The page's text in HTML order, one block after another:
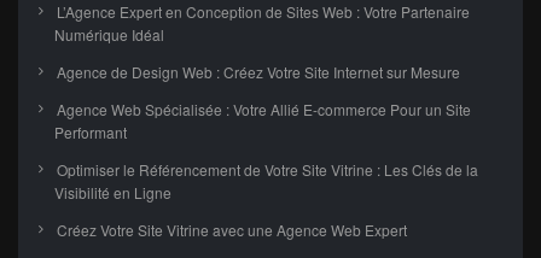
L’Agence Expert en Conception de Sites Web : Votre Partenaire
Numérique Idéal
Agence de Design Web : Créez Votre Site Internet sur Mesure
Agence Web Spécialisée : Votre Allié E-commerce Pour un Site
Performant
Optimiser le Référencement de Votre Site Vitrine : Les Clés de la
Visibilité en Ligne
Créez Votre Site Vitrine avec une Agence Web Expert